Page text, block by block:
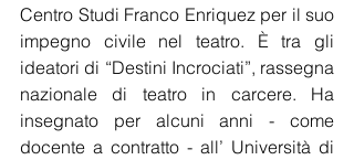
Centro Studi Franco Enriquez per il suo
impegno civile nel teatro. È tra gli
ideatori di “Destini Incrociati”, rassegna
nazionale di teatro in carcere. Ha
insegnato per alcuni anni - come
docente a contratto - all’ Università di